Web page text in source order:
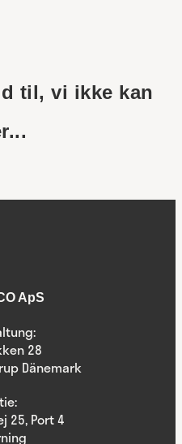
til, vi ikke kan
ApS
28
Dänemark
25, Port 4